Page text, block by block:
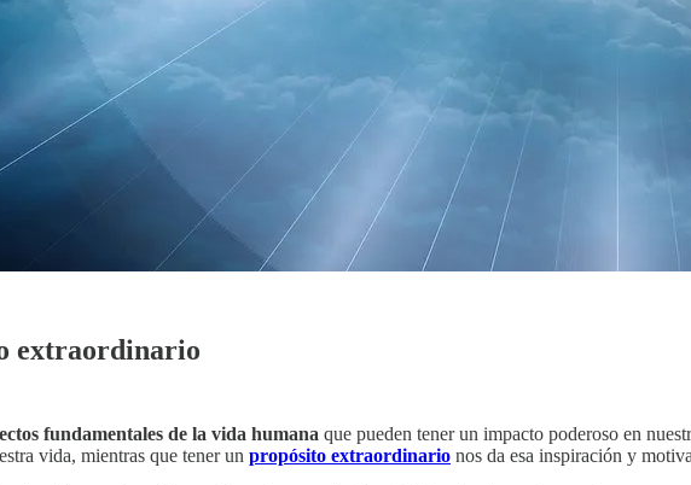
extraordinario
fundamentales de la vida humana que pueden tener un impacto poderoso en
vida, mientras que tener un propósito extraordinario nos da esa inspiración y